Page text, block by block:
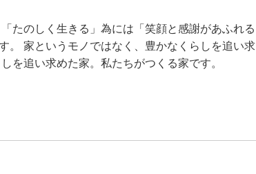
たのしく生きる」為には「笑顔と感謝があふれる
。 家というモノではなく、豊かなくらしを追い求
を追い求めた家。私たちがつくる家です。